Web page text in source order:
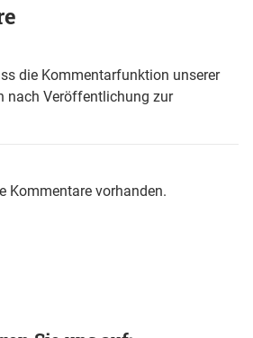
die Kommentarfunktion unserer
nach Veröffentlichung zur
Kommentare vorhanden.